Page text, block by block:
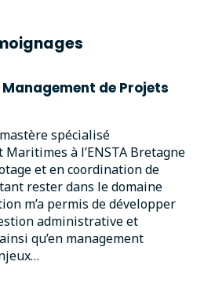
de Projets
spécialisé
à l’ENSTA Bretagne
et en coordination de
rester dans le domaine
m’a permis de développer
administrative et
qu’en management